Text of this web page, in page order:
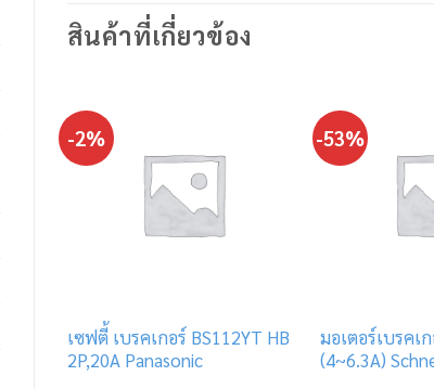
สินค้าที่เกี่ยวข้อง
-2%
เซฟตี้ เบรคเกอร์ BS112YT HB
2P,20A Panasonic
-53%
มอเตอร์เบรคเ
(4~6.3A)